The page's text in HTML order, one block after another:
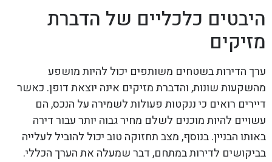
היבטים כלכליים של הדברת
מזיקים
ערך הדירות בשטחים משותפים יכול להיות מושפע
מהשקעות שונות, והדברת מזיקים אינה יוצאת דופן. כאשר
דיירים רואים כי ננקטות פעולות לשמירה על הנכס, הם
עשויים להיות מוכנים לשלם מחיר גבוה יותר עבור דירה
באותו הבניין. בנוסף, מצב תחזוקה טוב יכול להוביל לעלייה
בביקושים לדירות במתחם, דבר שמעלה את הערך הכללי.